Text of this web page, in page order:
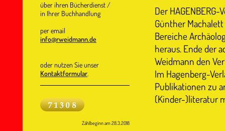
über ihren Bücherdienst /
in Ihrer Buchhandlung
per email
info@rweidmann.de
oder nutzen Sie unser
Kontaktformular
Zählbeginn am 28.3.2018
Der
Günther
Bereiche
heraus. Ende der
Weidmann den
Im Hagenberg-
Publikationen zu
(Kinder-)literatur